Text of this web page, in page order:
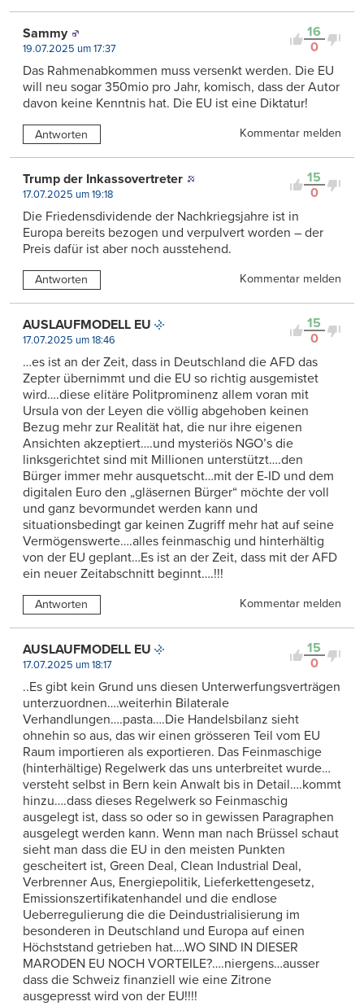
16
0
Sammy
19.07.2025 um 17:37
Das Rahmenabkommen muss versenkt werden. Die EU
will neu sogar 350mio pro Jahr, komisch, dass der Autor
davon keine Kenntnis hat. Die EU ist eine Diktatur!
Antworten Kommentar melden
15
0
Trump der Inkassovertreter
17.07.2025 um 19:18
Die Friedensdividende der Nachkriegsjahre ist in
Europa bereits bezogen und verpulvert worden – der
Preis dafür ist aber noch ausstehend.
Antworten Kommentar melden
15
0
AUSLAUFMODELL EU
17.07.2025 um 18:46
…es ist an der Zeit, dass in Deutschland die AFD das
Zepter übernimmt und die EU so richtig ausgemistet
wird….diese elitäre Politprominenz allem voran mit
Ursula von der Leyen die völlig abgehoben keinen
Bezug mehr zur Realität hat, die nur ihre eigenen
Ansichten akzeptiert….und mysteriös NGO’s die
linksgerichtet sind mit Millionen unterstützt….den
Bürger immer mehr ausquetscht…mit der E-ID und dem
digitalen Euro den „gläsernen Bürger“ möchte der voll
und ganz bevormundet werden kann und
situationsbedingt gar keinen Zugriff mehr hat auf seine
Vermögenswerte….alles feinmaschig und hinterhältig
von der EU geplant…Es ist an der Zeit, dass mit der AFD
ein neuer Zeitabschnitt beginnt….!!!
Antworten Kommentar melden
15
0
AUSLAUFMODELL EU
17.07.2025 um 18:17
..Es gibt kein Grund uns diesen Unterwerfungsverträgen
unterzuordnen….weiterhin Bilaterale
Verhandlungen….pasta….Die Handelsbilanz sieht
ohnehin so aus, das wir einen grösseren Teil vom EU
Raum importieren als exportieren. Das Feinmaschige
(hinterhältige) Regelwerk das uns unterbreitet wurde…
versteht selbst in Bern kein Anwalt bis in Detail….kommt
hinzu….dass dieses Regelwerk so Feinmaschig
ausgelegt ist, dass so oder so in gewissen Paragraphen
ausgelegt werden kann. Wenn man nach Brüssel schaut
sieht man dass die EU in den meisten Punkten
gescheitert ist, Green Deal, Clean Industrial Deal,
Verbrenner Aus, Energiepolitik, Lieferkettengesetz,
Emissionszertifikatenhandel und die endlose
Ueberregulierung die die Deindustrialisierung im
besonderen in Deutschland und Europa auf einen
Höchststand getrieben hat….WO SIND IN DIESER
MARODEN EU NOCH VORTEILE?….niergens…ausser
dass die Schweiz finanziell wie eine Zitrone
ausgepresst wird von der EU!!!!